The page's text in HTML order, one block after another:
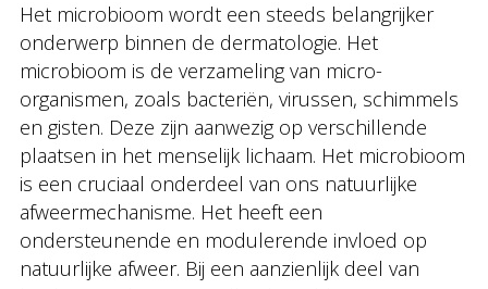
Het microbioom wordt een steeds belangrijker
onderwerp binnen de dermatologie. Het
microbioom is de verzameling van micro-
organismen, zoals bacteriën, virussen, schimmels
en gisten. Deze zijn aanwezig op verschillende
plaatsen in het menselijk lichaam. Het microbioom
is een cruciaal onderdeel van ons natuurlijke
afweermechanisme. Het heeft een
ondersteunende en modulerende invloed op
natuurlijke afweer. Bij een aanzienlijk deel van